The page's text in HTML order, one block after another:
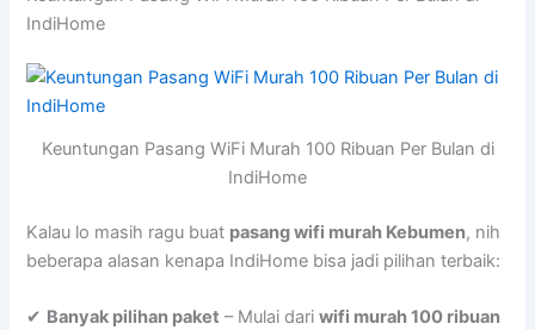
IndiHome
Keuntungan Pasang WiFi Murah 100 Ribuan Per Bulan di
IndiHome
Kalau lo masih ragu buat pasang wifi murah Kebumen, nih
beberapa alasan kenapa IndiHome bisa jadi pilihan terbaik:
✔ Banyak pilihan paket – Mulai dariwifi murah 100 ribuan